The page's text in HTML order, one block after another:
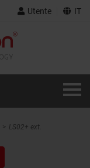
Utente IT
LS02+ ext.